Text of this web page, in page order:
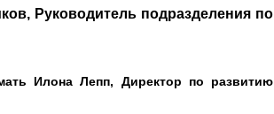
Руководитель подразделения по
Илона Лепп, Директор по развитию